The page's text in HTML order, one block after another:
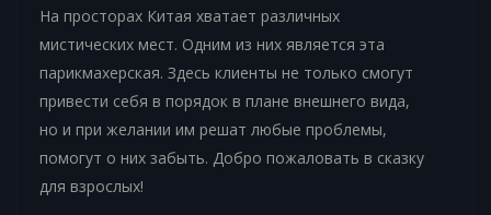
На просторах Китая хватает различных
мистических мест. Одним из них является эта
парикмахерская. Здесь клиенты не только смогут
привести себя в порядок в плане внешнего вида,
но и при желании им решат любые проблемы,
помогут о них забыть. Добро пожаловать в сказку
для взрослых!